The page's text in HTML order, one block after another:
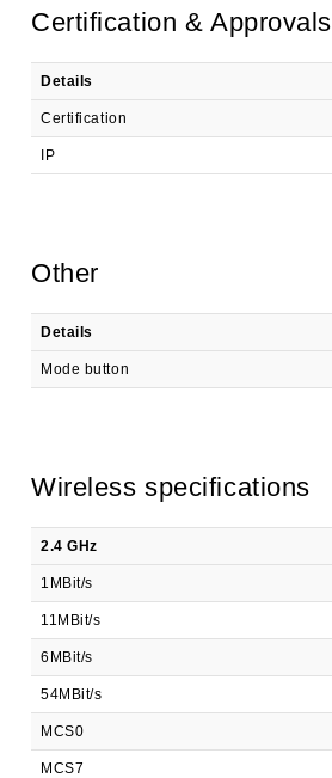
Certification & Approvals
Details
Certification
IP
Other
Details
Mode button
Wireless specifications
2.4 GHz
1MBit/s
11MBit/s
6MBit/s
54MBit/s
MCS0
MCS7